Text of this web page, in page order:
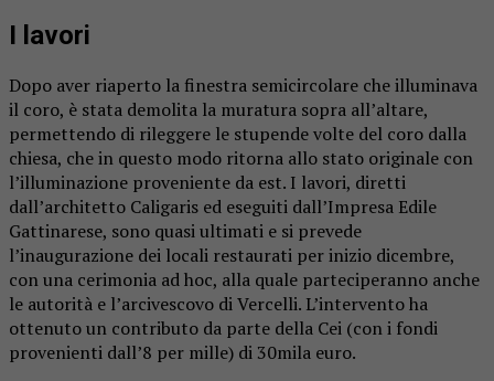
I lavori
Dopo aver riaperto la finestra semicircolare che illuminava
il coro, è stata demolita la muratura sopra all’altare,
permettendo di rileggere le stupende volte del coro dalla
chiesa, che in questo modo ritorna allo stato originale con
l’illuminazione proveniente da est. I lavori, diretti
dall’architetto Caligaris ed eseguiti dall’Impresa Edile
Gattinarese, sono quasi ultimati e si prevede
l’inaugurazione dei locali restaurati per inizio dicembre,
con una cerimonia ad hoc, alla quale parteciperanno anche
le autorità e l’arcivescovo di Vercelli. L’intervento ha
ottenuto un contributo da parte della Cei (con i fondi
provenienti dall’8 per mille) di 30mila euro.